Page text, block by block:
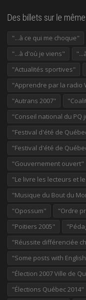
Des billets sur le
"...à ce qui me choque"
"...à d'où je viens"
"Actualités sportives"
"Apprendre par la radio
"Autrans 2007"
"Conseil national du PQ
"Festival d'été de
"Festival d'été de
"Gouvernement ouvert"
"Le livre les lecteurs et
"Musique du Bout du
"Opossum"
"Ordre
"Poitiers 2005"
"Réussite différenciée
"Some posts with
"Élection 2007 Ville de
"Élections Québec 2014"